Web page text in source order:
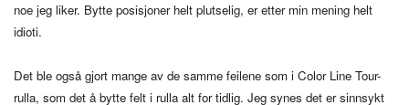
noe jeg liker. Bytte posisjoner helt plutselig, er etter min mening helt
idioti.
Det ble også gjort mange av de samme feilene som i Color Line Tour-
rulla, som det å bytte felt i rulla alt for tidlig. Jeg synes det er sinnsykt